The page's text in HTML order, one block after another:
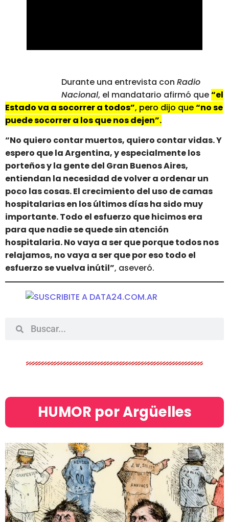
Durante una entrevista con Radio
Nacional, el mandatario afirmó que“el
Estado va a socorrer a todos”, pero dijo que“no se
puede socorrer a los que nos dejen”.
“No quiero contar muertos, quiero contar vidas. Y
espero que la Argentina, y especialmente los
porteños y la gente del Gran Buenos Aires,
entiendan la necesidad de volver a ordenar un
poco las cosas. El crecimiento del uso de camas
hospitalarias en los últimos días ha sido muy
importante. Todo el esfuerzo que hicimos era
para que nadie se quede sin atención
hospitalaria. No vaya a ser que porque todos nos
relajamos, no vaya a ser que por eso todo el
esfuerzo se vuelva inútil”, aseveró.
HUMOR por Argüelles​